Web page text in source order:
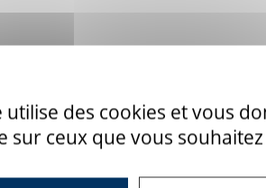
utilise des cookies et vous
sur ceux que vous